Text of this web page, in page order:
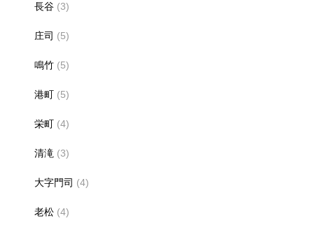
長谷 (3)
庄司 (5)
鳴竹 (5)
港町 (5)
栄町 (4)
清滝 (3)
大字門司 (4)
老松 (4)